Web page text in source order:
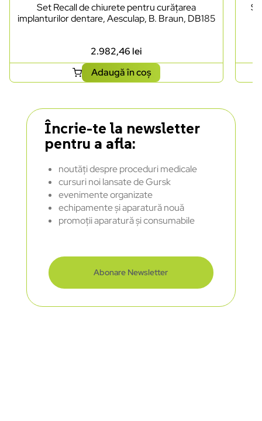
Set Recall de chiurete pentru curățarea
implanturilor dentare, Aesculap, B. Braun, DB185
2.982,46 lei
Adaugă în coș
Încrie-te la newsletter
pentru a afla:
noutăți despre proceduri medicale
cursuri noi lansate de Gursk
evenimente organizate
echipamente și aparatură nouă
promoții aparatură și consumabile
Abonare Newsletter